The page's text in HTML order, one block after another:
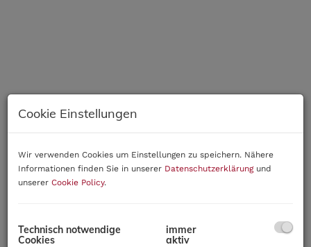
Diese moderne Reihenhausanlage in idyllischer
Cookie Einstellungen
Wir verwenden Cookies um Einstellungen zu speichern. Nähere
Informationen finden Sie in unserer Datenschutzerklärungund
unserer Cookie Policy.
Technisch notwendige
Cookies
immer
aktiv